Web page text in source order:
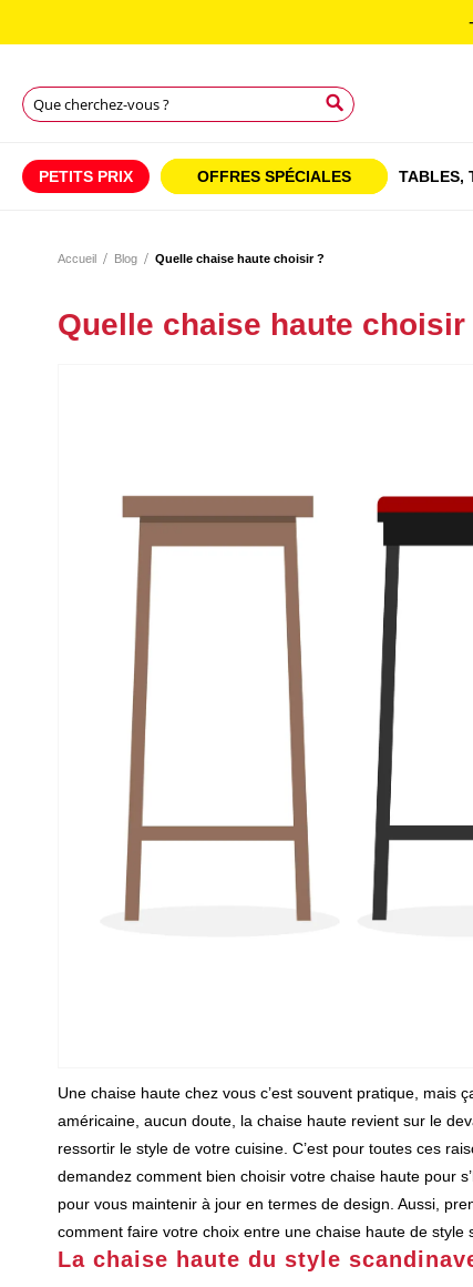
Rechercher
PETITS PRIX OFFRES SPÉCIALES TABLES,
Accueil Blog Quelle chaise haute choisir ?
Quelle chaise haute choisir
Une chaise haute chez vous c’est souvent pratique, mais
américaine, aucun doute, la chaise haute revient sur le
ressortir le style de votre cuisine. C’est pour toutes ces
demandez comment bien choisir votre chaise haute pour
pour vous maintenir à jour en termes de design. Aussi,
comment faire votre choix entre une chaise haute de
La chaise haute du style